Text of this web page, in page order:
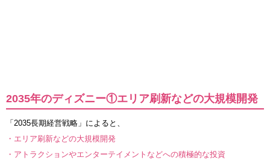
2035年のディズニー①エリア刷新などの大規模開発
「2035長期経営戦略」によると、
・エリア刷新などの⼤規模開発
・アトラクションやエンターテイメントなどへの積極的な投資